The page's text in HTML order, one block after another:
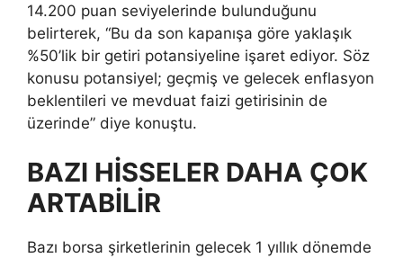
14.200 puan seviyelerinde bulunduğunu
belirterek, “Bu da son kapanışa göre yaklaşık
%50’lik bir getiri potansiyeline işaret ediyor. Söz
konusu potansiyel; geçmiş ve gelecek enflasyon
beklentileri ve mevduat faizi getirisinin de
üzerinde” diye konuştu.
BAZI HİSSELER DAHA ÇOK
ARTABİLİR
Bazı borsa şirketlerinin gelecek 1 yıllık dönemde